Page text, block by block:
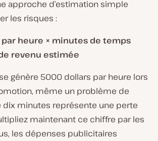
approche d’estimation simple
les risques :
par heure × minutes de temps
revenu estimée
génère 5000 dollars par heure lors
même un problème de
minutes représente une perte
maintenant ce chiffre par les
les dépenses publicitaires